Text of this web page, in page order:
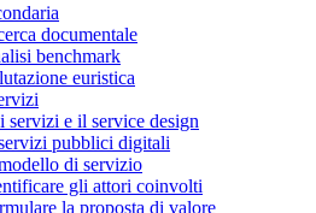
documentale
benchmark
euristica
servizi e il service design
pubblici digitali
di servizio
gli attori coinvolti
la proposta di valore